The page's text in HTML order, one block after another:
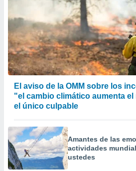
El aviso de la OMM sobre los
"el cambio climático aumenta
el único culpable
Amantes de las
actividades
ustedes